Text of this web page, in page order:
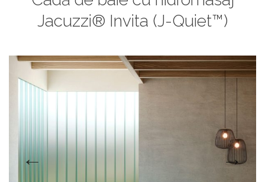
Jacuzzi® Invita (J-Quiet™)